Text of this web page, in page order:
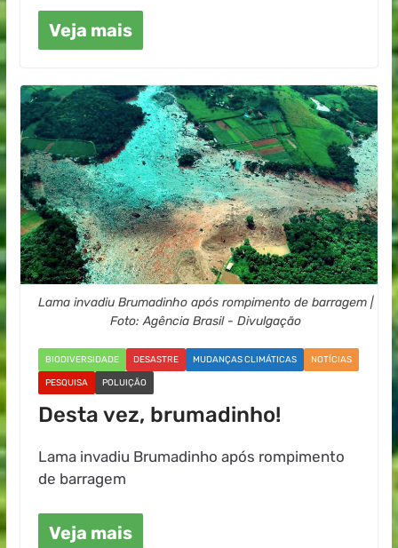
Veja mais
Lama invadiu Brumadinho após rompimento de barragem |
Foto: Agência Brasil - Divulgação
BIODIVERSIDADE DESASTRE MUDANÇAS CLIMÁTICAS NOTÍCIAS
PESQUISA POLUIÇÃO
Desta vez, brumadinho!
Lama invadiu Brumadinho após rompimento
de barragem
Veja mais